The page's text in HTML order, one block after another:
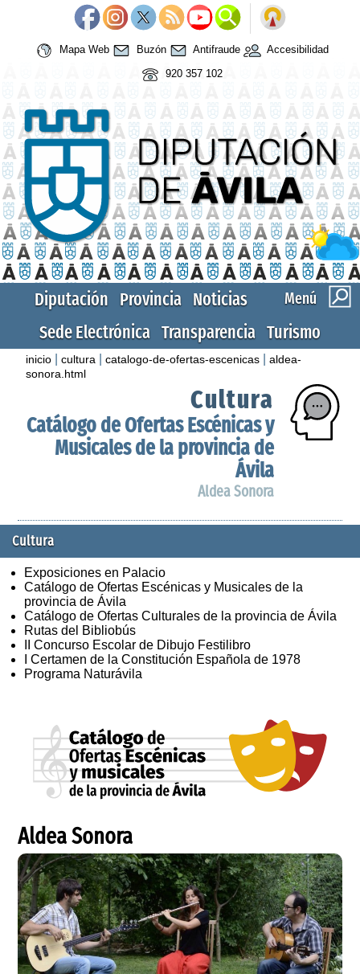
Mapa Web Buzón Antifraude
Accesibilidad
920 357 102
Menú
Diputación Provincia Noticias
Sede Electrónica Transparencia Turismo
inicio |cultura |catalogo-de-ofertas-escenicas |aldea-
sonora.html
Cultura
Catálogo de Ofertas Escénicas y
Musicales de la provincia de
Ávila
Aldea Sonora
Cultura
Exposiciones en Palacio
Catálogo de Ofertas Escénicas y Musicales de la
provincia de Ávila
Catálogo de Ofertas Culturales de la provincia de Ávila
Rutas del Bibliobús
II Concurso Escolar de Dibujo Festilibro
I Certamen de la Constitución Española de 1978
Programa Naturávila
Aldea Sonora